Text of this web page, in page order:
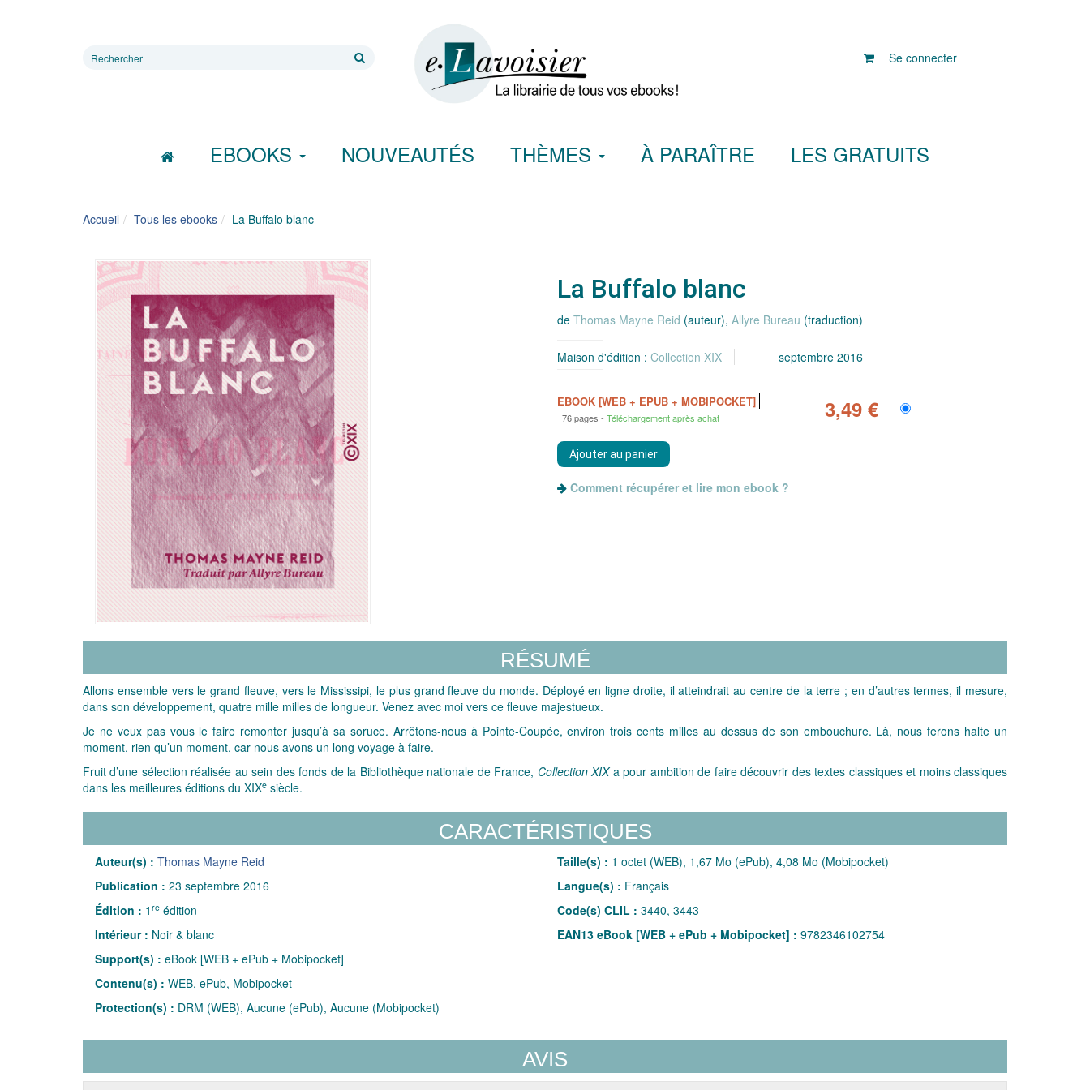
Rechercher
Se connecter
EBOOKS NOUVEAUTÉS THÈMES À PARAÎTRE LES GRATUITS
Accueil Tous les ebooks La Buffalo blanc
La Buffalo blanc
de Thomas Mayne Reid (auteur), Allyre Bureau (traduction)
Maison d'édition : Collection XIX septembre 2016
EBOOK [WEB + EPUB + MOBIPOCKET]
76 pages Téléchargement après achat 3,49 €
Comment récupérer et lire mon ebook ?
RÉSUMÉ
Allons ensemble vers le grand fleuve, vers le Mississipi, le plus grand fleuve du monde. Déployé en ligne droite, il atteindrait au centre de la terre ; en d’autres termes, il mesure,
dans son développement, quatre mille milles de longueur. Venez avec moi vers ce fleuve majestueux.
Je ne veux pas vous le faire remonter jusqu’à sa soruce. Arrêtons-nous à Pointe-Coupée, environ trois cents milles au dessus de son embouchure. Là, nous ferons halte un
moment, rien qu’un moment, car nous avons un long voyage à faire.
Fruit d’une sélection réalisée au sein des fonds de la Bibliothèque nationale de France, Collection XIXa pour ambition de faire découvrir des textes classiques et moins classiques
dans les meilleures éditions du XIXe siècle.
CARACTÉRISTIQUES
Auteur(s) : Thomas Mayne Reid
Publication : 23 septembre 2016
Édition : 1 re édition
Intérieur : Noir & blanc
Support(s) : eBook [WEB + ePub + Mobipocket]
Contenu(s) : WEB, ePub, Mobipocket
Protection(s) : DRM (WEB), Aucune (ePub), Aucune (Mobipocket)
Taille(s) : 1 octet (WEB), 1,67 Mo (ePub), 4,08 Mo (Mobipocket)
Langue(s) : Français
Code(s) CLIL : 3440, 3443
EAN13 eBook [WEB + ePub + Mobipocket] : 9782346102754
AVIS